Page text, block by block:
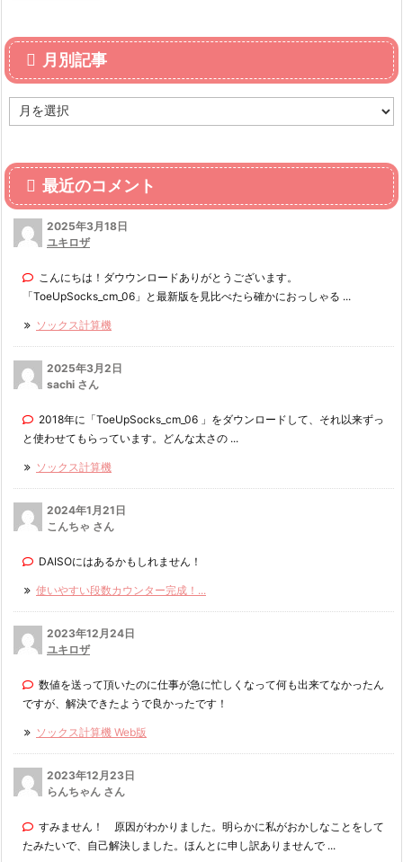
月別記事
別
最近のコメント
2025年3月18日
ユキロザ
こんにちは！ダウウンロードありがとうございます。
「ToeUpSocks_cm_06」と最新版を見比べたら確かにおっしゃる ...
ソックス計算機
2025年3月2日
sachi さん
2018年に「ToeUpSocks_cm_06 」をダウンロードして、それ以来ずっ
と使わせてもらっています。どんな太さの ...
ソックス計算機
2024年1月21日
こんちゃ さん
DAISOにはあるかもしれません！
使いやすい段数カウンター完成！...
2023年12月24日
ユキロザ
数値を送って頂いたのに仕事が急に忙しくなって何も出来てなかったん
ですが、解決できたようで良かったです！
ソックス計算機 Web版
2023年12月23日
らんちゃん さん
すみません！ 原因がわかりました。明らかに私がおかしなことをして
たみたいで、自己解決しました。ほんとに申し訳ありませんで ...